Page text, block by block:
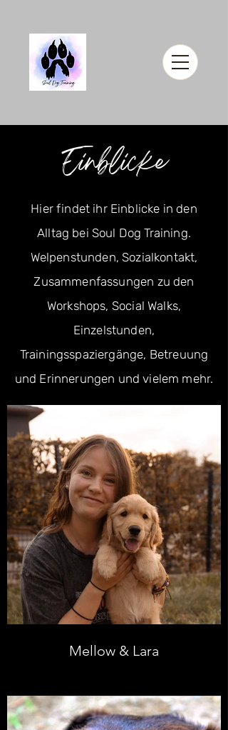
Einblicke
Hier findet ihr Einblicke in den
Alltag bei Soul Dog Training.
Welpenstunden, Sozialkontakt,
Zusammenfassungen zu den
Workshops, Social Walks,
Einzelstunden,
Trainingsspaziergänge, Betreuung
und Erinnerungen und vielem mehr.
Mellow & Lara